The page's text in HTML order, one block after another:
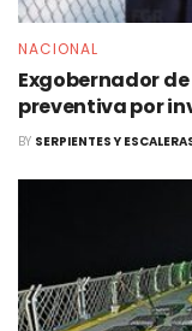
NACIONAL
Exgobernador
preventiva por
BY SERPIENTES Y